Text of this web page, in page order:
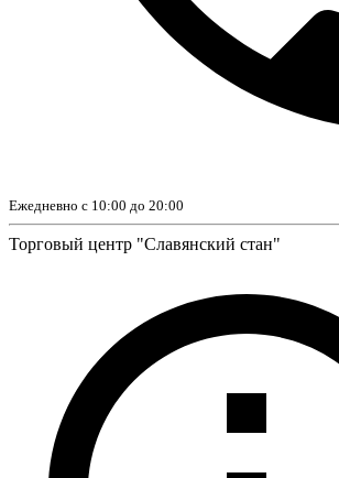
Ежедневно с 10:00 до 20:00
Торговый центр "Славянский стан"